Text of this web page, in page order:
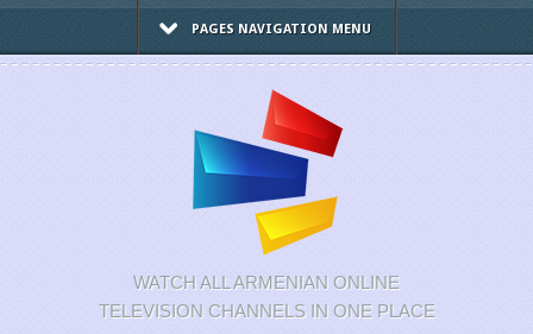
PAGES NAVIGATION MENU
WATCH ALL ARMENIAN ONLINE
TELEVISION CHANNELS IN ONE PLACE